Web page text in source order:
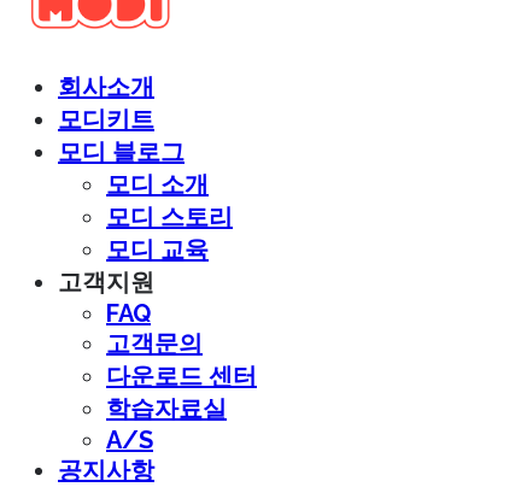
회사소개
모디키트
모디 블로그
모디 소개
모디 스토리
모디 교육
고객지원
FAQ
고객문의
다운로드 센터
학습자료실
A/S
공지사항